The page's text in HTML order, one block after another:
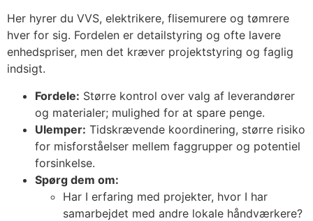
Her hyrer du VVS, elektrikere, flisemurere og tømrere
hver for sig. Fordelen er detailstyring og ofte lavere
enhedspriser, men det kræver projektstyring og faglig
indsigt.
Fordele: Større kontrol over valg af leverandører
og materialer; mulighed for at spare penge.
Ulemper: Tidskrævende koordinering, større risiko
for misforståelser mellem faggrupper og potentiel
forsinkelse.
Spørg dem om:
Har I erfaring med projekter, hvor I har
samarbejdet med andre lokale håndværkere?